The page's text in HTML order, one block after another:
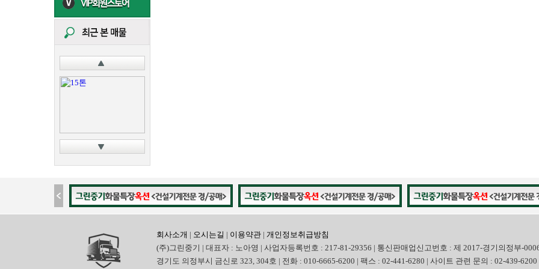
회사소개 | 오시는길 | 이용약관| 개인정보취급방침
(주)그린중기 | 대표자 : 노아영 | 사업자등록번호 : 217-81-29356 | 통신판매업신고번호 : 제 2017-경기의정부-
경기도 의정부시 금신로 323, 304호 | 전화 : 010-6665-6200 | 팩스 : 02-441-6280 | 사이트 관련 문의 : 02-439-6200